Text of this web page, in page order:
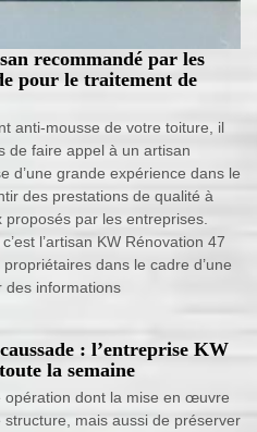
recommandé par les
pour le traitement de
anti-mousse de votre toiture, il
de faire appel à un artisan
d’une grande expérience dans le
des prestations de qualité à
par les entreprises.
l’artisan KW Rénovation 47
dans le cadre d’une
des informations
: l’entreprise KW
la semaine
opération dont la mise en œuvre
structure, mais aussi de préserver